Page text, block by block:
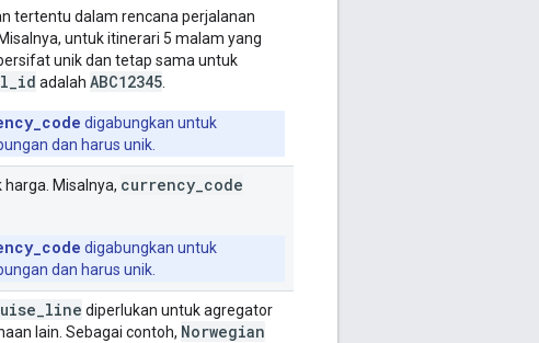
tertentu dalam rencana perjalanan
untuk itinerari 5 malam yang
unik dan tetap sama untuk
id adalah ABC12345
digabungkan untuk
dan harus unik.
harga. Misalnya, currency code
digabungkan untuk
dan harus unik.
line diperlukan untuk agregator
lain. Sebagai contoh, Norwegian